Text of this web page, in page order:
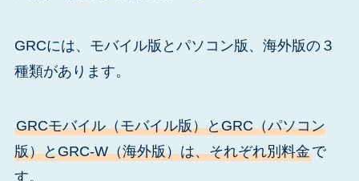
GRCには、モバイル版とパソコン版、海外版の３
種類があります。
GRCモバイル（モバイル版）とGRC（パソコン
版）とGRC-W（海外版）は、それぞれ別料金で
す。